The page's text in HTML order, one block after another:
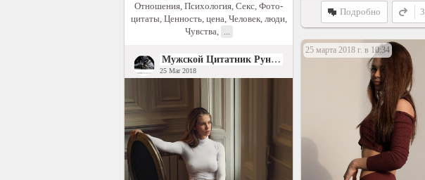
Подробно 3
Отношения, Психология, Секс, Фото-
цитаты, Ценность, цена, Человек, люди,
Чувства, ...
Мужской Цитатник Рунета
25 Mar 2018
25 марта 2018 г. в 10:34
Лучшее!